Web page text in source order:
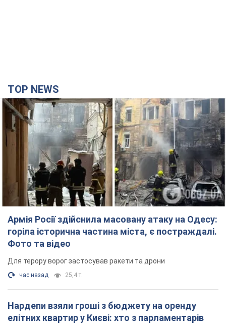
TOP NEWS
Армія Росії здійснила масовану атаку на Одесу:
горіла історична частина міста, є постраждалі.
Фото та відео
Для терору ворог застосував ракети та дрони
час назад 25,4 т.
Нардепи взяли гроші з бюджету на оренду
елітних квартир у Києві: хто з парламентарів